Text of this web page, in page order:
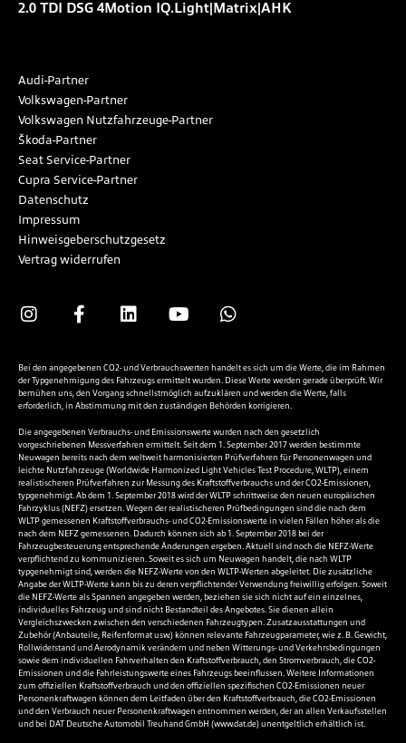
2.0 TDI DSG 4Motion IQ.Light|Matrix|AHK
Audi-Partner
Volkswagen-Partner
Volkswagen Nutzfahrzeuge-Partner
Škoda-Partner
Seat Service-Partner
Cupra Service-Partner
Datenschutz
Impressum
Hinweisgeberschutzgesetz
Vertrag widerrufen
Bei den angegebenen CO2- und Verbrauchswerten handelt es sich um die Werte, die im Rahmen
der Typgenehmigung des Fahrzeugs ermittelt wurden. Diese Werte werden gerade überprüft. Wir
bemühen uns, den Vorgang schnellstmöglich aufzuklären und werden die Werte, falls
erforderlich, in Abstimmung mit den zuständigen Behörden korrigieren.
Die angegebenen Verbrauchs- und Emissionswerte wurden nach den gesetzlich
vorgeschriebenen Messverfahren ermittelt. Seit dem 1. September 2017 werden bestimmte
Neuwagen bereits nach dem weltweit harmonisierten Prüfverfahren für Personenwagen und
leichte Nutzfahrzeuge (Worldwide Harmonized Light Vehicles Test Procedure, WLTP), einem
realistischeren Prüfverfahren zur Messung des Kraftstoffverbrauchs und der CO2-Emissionen,
typgenehmigt. Ab dem 1. September 2018 wird der WLTP schrittweise den neuen europäischen
Fahrzyklus (NEFZ) ersetzen. Wegen der realistischeren Prüfbedingungen sind die nach dem
WLTP gemessenen Kraftstoffverbrauchs- und CO2-Emissionswerte in vielen Fällen höher als die
nach dem NEFZ gemessenen. Dadurch können sich ab 1. September 2018 bei der
Fahrzeugbesteuerung entsprechende Änderungen ergeben. Aktuell sind noch die NEFZ-Werte
verpflichtend zu kommunizieren. Soweit es sich um Neuwagen handelt, die nach WLTP
typgenehmigt sind, werden die NEFZ-Werte von den WLTP-Werten abgeleitet. Die zusätzliche
Angabe der WLTP-Werte kann bis zu deren verpflichtender Verwendung freiwillig erfolgen. Soweit
die NEFZ-Werte als Spannen angegeben werden, beziehen sie sich nicht auf ein einzelnes,
individuelles Fahrzeug und sind nicht Bestandteil des Angebotes. Sie dienen allein
Vergleichszwecken zwischen den verschiedenen Fahrzeugtypen. Zusatzausstattungen und
Zubehör (Anbauteile, Reifenformat usw.) können relevante Fahrzeugparameter, wie z. B. Gewicht,
Rollwiderstand und Aerodynamik verändern und neben Witterungs- und Verkehrsbedingungen
sowie dem individuellen Fahrverhalten den Kraftstoffverbrauch, den Stromverbrauch, die CO2-
Emissionen und die Fahrleistungswerte eines Fahrzeugs beeinflussen. Weitere Informationen
zum offiziellen Kraftstoffverbrauch und den offiziellen spezifischen CO2-Emissionen neuer
Personenkraftwagen können dem Leitfaden über den Kraftstoffverbrauch, die CO2-Emissionen
und den Verbrauch neuer Personenkraftwagen entnommen werden, der an allen Verkaufsstellen
und bei DAT Deutsche Automobil Treuhand GmbH (www.dat.de) unentgeltlich erhältlich ist.